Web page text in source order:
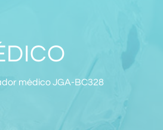
médico JGA-BC328